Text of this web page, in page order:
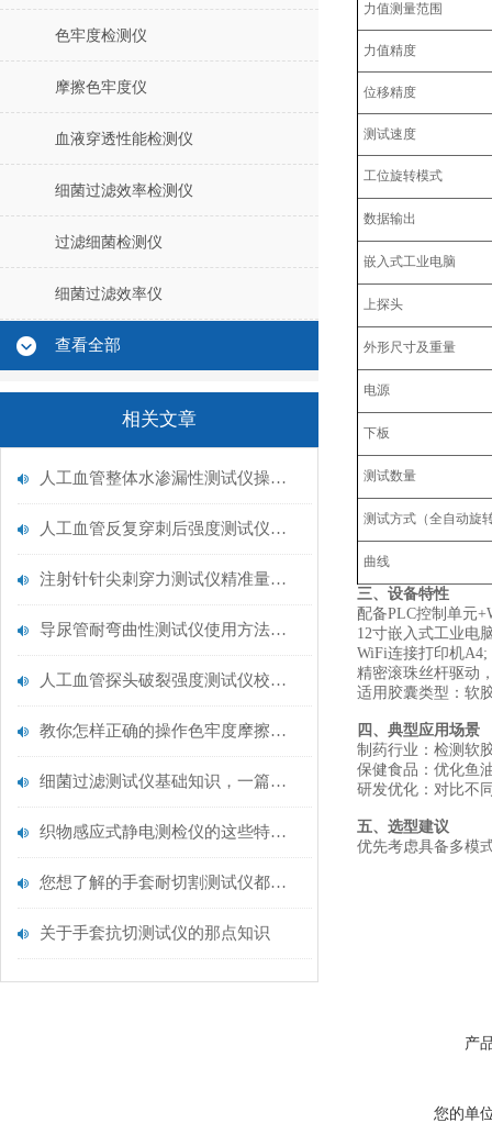
色牢度检测仪
摩擦色牢度仪
血液穿透性能检测仪
细菌过滤效率检测仪
过滤细菌检测仪
细菌过滤效率仪
查看全部
相关文章
人工血管整体水渗漏性测试仪操作中最容易出错的步骤
人工血管反复穿刺后强度测试仪是什么？透析患者的“生命管“质量靠它把关！
注射针针尖刺穿力测试仪精准量化针尖锋利度，构筑临床安全防线
导尿管耐弯曲性测试仪使用方法与操作规范
人工血管探头破裂强度测试仪校准规范：精准赋能医疗安全的技术基准
教你怎样正确的操作色牢度摩擦测试机
细菌过滤测试仪基础知识，一篇搞定
织物感应式静电测检仪的这些特点很少有人都知道
您想了解的手套耐切割测试仪都在这里了
关于手套抗切测试仪的那点知识
力值测量范围
力值精度
位移精度
测试速度
工位旋转模式
数据输出
嵌入式工业电脑
上探头
外形尺寸及重量
电源
下板
测试数量
测试方式（全自动旋
曲线
三、设备特性
配备PLC控制单元
12寸嵌入式工业电
WiFi连接打印机A4;
精密滚珠丝杆驱动
适用胶囊类型：软
四、典型应用场景
制药行业‌：检测软
保健食品‌：优化鱼
研发优化‌：对比不
五、选型建议
优先考虑具备‌多模
产
您的单